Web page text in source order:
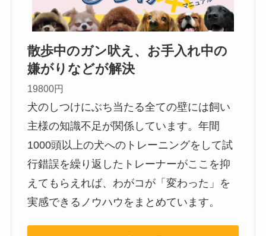
散歩中のガン吠え、お手入れ中の
嫌がりなどが解決
19800円
犬のしつけにぶち当たる全ての壁には飼い
主様の知識不足が関係しています。年間
1000頭以上の犬へのトレーニングをして試
行錯誤を繰り返したトレーナーがここを抑
えてもらえれば、わがコが「変わった」を
実感できるノウハウをまとめています。